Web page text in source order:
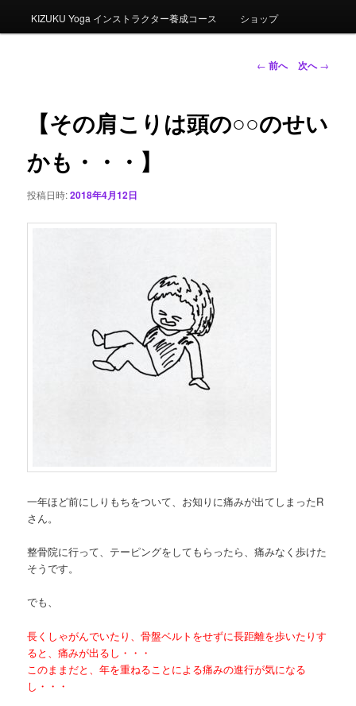
KIZUKU Yoga インストラクター養成コース ショップ
投
ビ
ゲ
← 前へ 次へ→
【その肩こりは頭の○○のせい
かも・・・】
投稿日時:2018年4月12日
一年ほど前にしりもちをついて、お知りに痛みが出てしまったR
さん。
整骨院に行って、テーピングをしてもらったら、痛みなく歩けた
そうです。
でも、
長くしゃがんでいたり、骨盤ベルトをせずに長距離を歩いたりす
ると、痛みが出るし・・・
このままだと、年を重ねることによる痛みの進行が気になる
し・・・